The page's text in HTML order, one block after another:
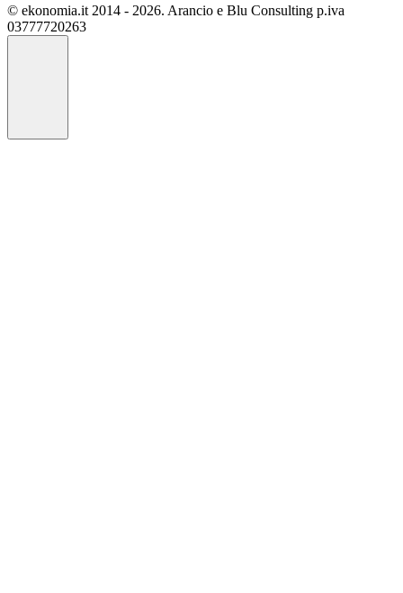
© ekonomia.it 2014 - 2026. Arancio e Blu Consulting p.iva
03777720263